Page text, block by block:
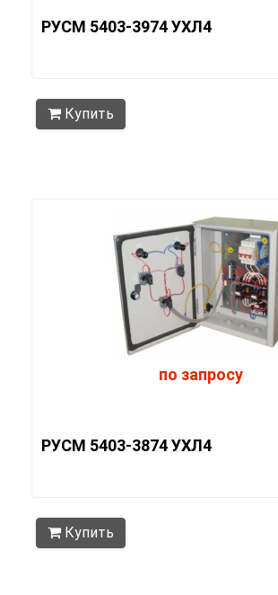
РУСМ 5403-3974 УХЛ4
Купить
по запросу
РУСМ 5403-3874 УХЛ4
Купить